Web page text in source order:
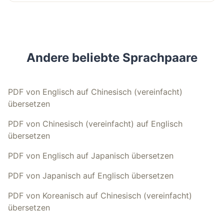
Andere beliebte Sprachpaare
PDF von Englisch auf Chinesisch (vereinfacht)
übersetzen
PDF von Chinesisch (vereinfacht) auf Englisch
übersetzen
PDF von Englisch auf Japanisch übersetzen
PDF von Japanisch auf Englisch übersetzen
PDF von Koreanisch auf Chinesisch (vereinfacht)
übersetzen